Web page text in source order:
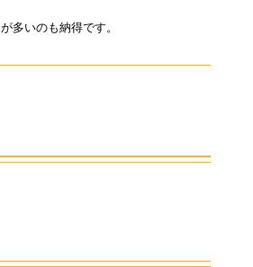
多いのも納得です。